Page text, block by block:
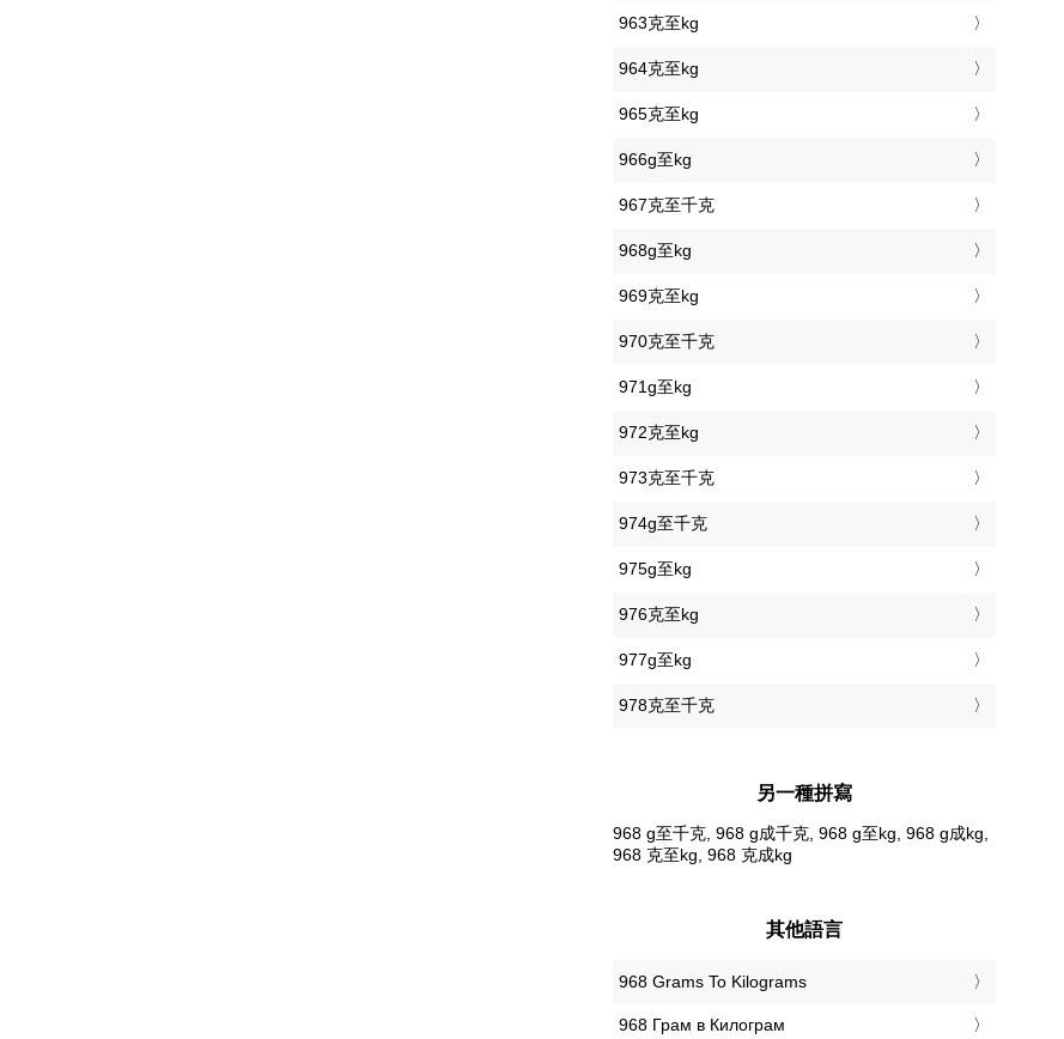
963克至kg
964克至kg
965克至kg
966g至kg
967克至千克
968g至kg
969克至kg
970克至千克
971g至kg
972克至kg
973克至千克
974g至千克
975g至kg
976克至kg
977g至kg
978克至千克
另一種拼寫
968 g至千克, 968 g成千克, 968 g至kg, 968 g成kg,
968 克至kg, 968 克成kg
其他語言
‎968 Grams To Kilograms
‎968 Грам в Килограм